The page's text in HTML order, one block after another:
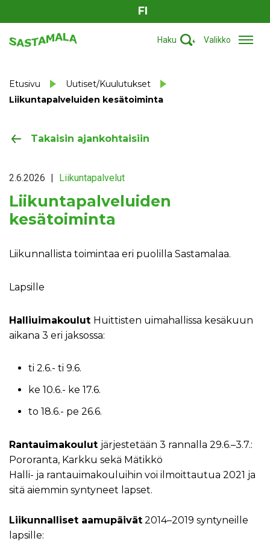
FI
Haku Valikko
Etusivu
Uutiset/Kuulutukset
Liikuntapalveluiden kesätoiminta
Takaisin ajankohtaisiin
2.6.2026 | Liikuntapalvelut
Liikuntapalveluiden
kesätoiminta
Liikunnallista toimintaa eri puolilla Sastamalaa.
Lapsille
Halliuimakoulut Huittisten uimahallissa kesäkuun
aikana 3 eri jaksossa:
ti 2.6.- ti 9.6.
ke 10.6.- ke 17.6.
to 18.6.- pe 26.6.
Rantauimakoulut järjestetään 3 rannalla 29.6.–3.7.:
Pororanta, Karkku sekä Mätikkö
Halli- ja rantauimakouluihin voi ilmoittautua 2021 ja
sitä aiemmin syntyneet lapset.
Liikunnalliset aamupäivät 2014–2019 syntyneille
lapsille: